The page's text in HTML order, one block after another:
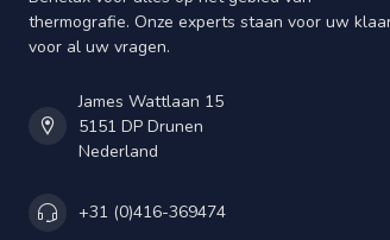
thermografie. Onze experts staan voor uw
voor al uw vragen.
James Wattlaan 15
5151 DP Drunen
Nederland
+31 (0)416-369474